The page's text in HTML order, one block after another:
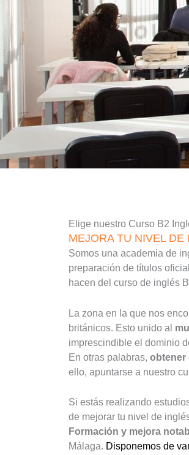
Elige nuestro Curso B2
MEJORA TU NIVEL DE
Somos una academia de
preparación de títulos
hacen del curso de inglés
La zona en la que nos
británicos. Esto unido al
imprescindible el dominio
En otras palabras, obtener
ello, apuntarse a nuestro
Si estás realizando
de mejorar tu nivel de
Formación y mejora
Málaga. Disponemos de